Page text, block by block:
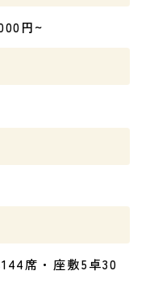
円~
席・座敷5卓30